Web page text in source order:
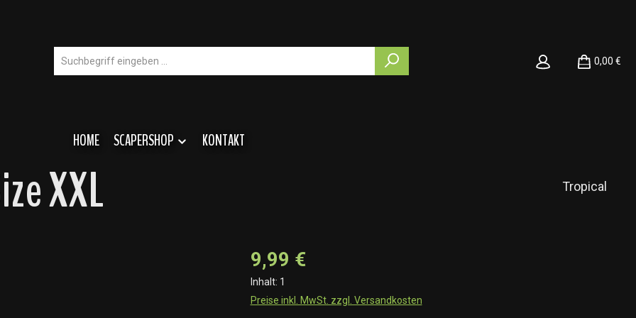
0,00 €
HOME SCAPERSHOP KONTAKT
XXL Tropical
9,99 €
Inhalt: 1
Preise inkl. MwSt. zzgl. Versandkosten